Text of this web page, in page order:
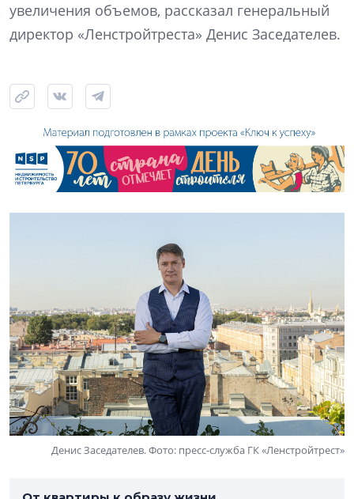
увеличения объемов, рассказал генеральный
директор «Ленстройтреста» Денис Заседателев.
Денис Заседателев. Фото: пресс-служба ГК «Ленстройтрест»